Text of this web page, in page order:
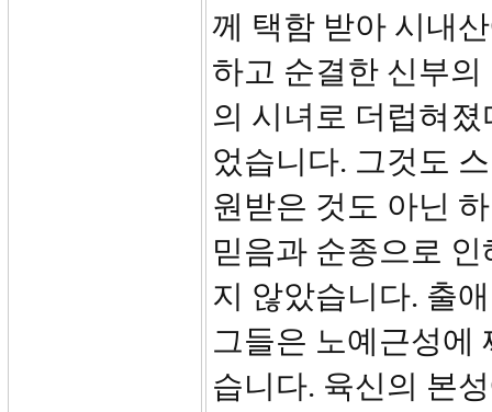
께 택함 받아 시내
하고 순결한 신부
의 시녀로 더럽혀
었습니다. 그것도
원받은 것도 아닌
믿음과 순종으로
지 않았습니다. 출
그들은 노예근성에
습니다. 육신의 본